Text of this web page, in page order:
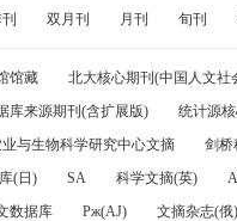
双月刊 月刊 旬刊
馆藏 北大核心期刊(中国人文社
库来源期刊(含扩展版) 统计源
与生物科学研究中心文摘 剑桥
(日)
SA 科学文摘(英)
数据库 Pж(AJ) 文摘杂志(俄)